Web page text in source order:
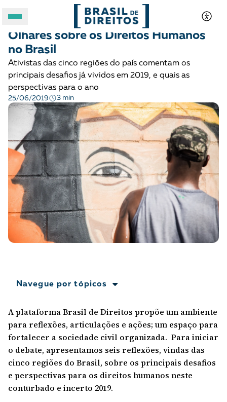
A BRASIL DE DIREITOS
ASSUNTOS
FORMATOS
Apoie a Brasil de Direitos
A [BD] conta as histórias de quem defende
MOBILIZAÇÃO E ARTICULAÇÃO
Notícias
Olhares sobre os Direitos Humanos
no Brasil
Ativistas das cinco regiões do país comentam os
principais desafios já vividos em 2019, e quais as
perspectivas para o ano
25/06/2019 3 min
Navegue por tópicos
A plataforma Brasil de Direitos propõe um ambiente
para reflexões, articulações e ações; um espaço para
fortalecer a sociedade civil organizada. Para iniciar
o debate, apresentamos seis reflexões, vindas das
cinco regiões do Brasil, sobre os principais desafios
e perspectivas para os direitos humanos neste
conturbado e incerto 2019.